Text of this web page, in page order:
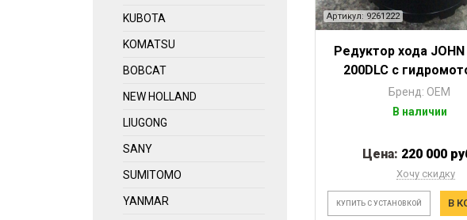
KUBOTA
KOMATSU
BOBCAT
NEW HOLLAND
LIUGONG
SANY
SUMITOMO
YANMAR
Артикул: 9261222
Редуктор хода JOHN
200DLC с
Бренд: OEM
В наличии
Цена: 220 000
Хочу скидку
КУПИТЬ С УСТАНОВКОЙ В